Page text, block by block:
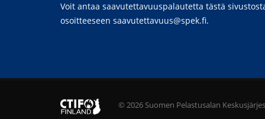
Voit antaa saavutettavuuspalautetta tästä
osoitteeseen saavutettavuus@spek.fi.
© 2026 Suomen Pelastusalan